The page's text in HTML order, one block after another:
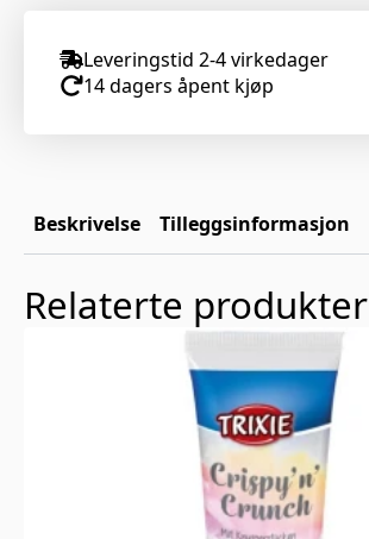
Leveringstid 2-4 virkedager
14 dagers åpent kjøp
Beskrivelse Tilleggsinformasjon
Relaterte produkter